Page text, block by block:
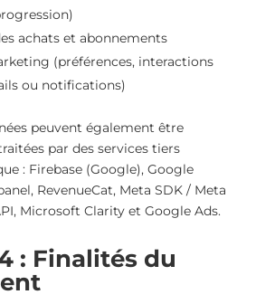
achats et abonnements
(préférences, interactions
ou notifications)
peuvent également être
par des services tiers
: Firebase (Google), Google
RevenueCat, Meta SDK / Meta
Microsoft Clarity et Google Ads.
: Finalités du